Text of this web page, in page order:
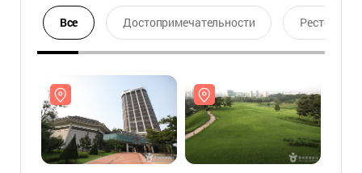
Все Достопримечательности Ресторан